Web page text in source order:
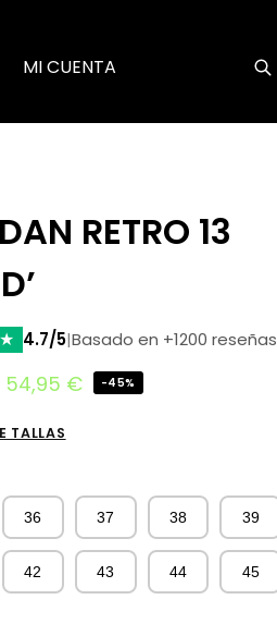
MI CUENTA
RETRO 13
★ 4.7/5|Basado en +1200 reseñas
54,95 € -45%
TALLAS
36 37 38 39
42 43 44 45